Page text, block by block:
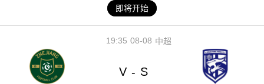
即将开始
08-08
19:35 中超
V - S